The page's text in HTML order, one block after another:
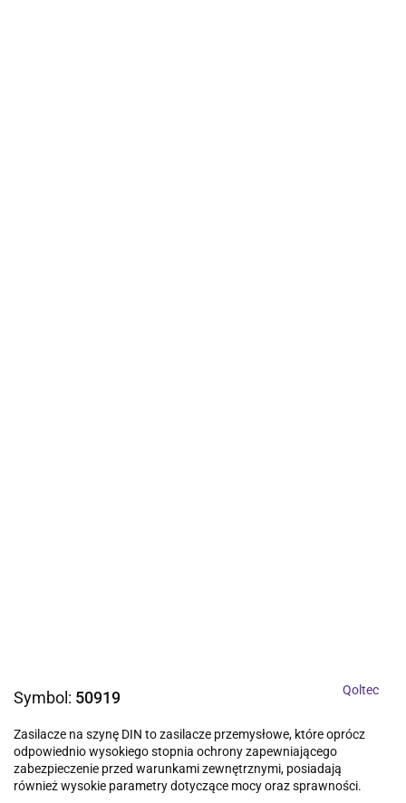
Symbol: 50919 Qoltec
Zasilacze na szynę DIN to zasilacze przemysłowe, które oprócz
odpowiednio wysokiego stopnia ochrony zapewniającego
zabezpieczenie przed warunkami zewnętrznymi, posiadają
również wysokie parametry dotyczące mocy oraz sprawności.